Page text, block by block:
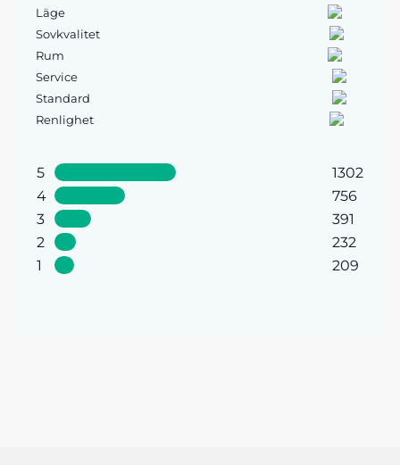
Läge
Sovkvalitet
Rum
Service
Standard
Renlighet
5
1302
4
756
3
391
2
232
1
209